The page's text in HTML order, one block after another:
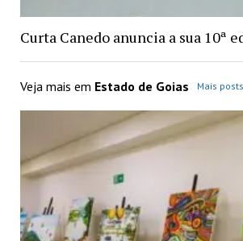
Curta Canedo anuncia a sua 10ª
Veja mais em Estado de Goias Mais